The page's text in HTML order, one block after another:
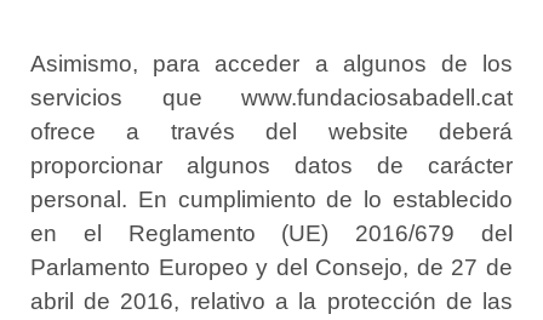
Asimismo, para acceder a algunos de los
servicios que www.fundaciosabadell.cat
ofrece a través del website deberá
proporcionar algunos datos de carácter
personal. En cumplimiento de lo establecido
en el Reglamento (UE) 2016/679 del
Parlamento Europeo y del Consejo, de 27 de
abril de 2016, relativo a la protección de las